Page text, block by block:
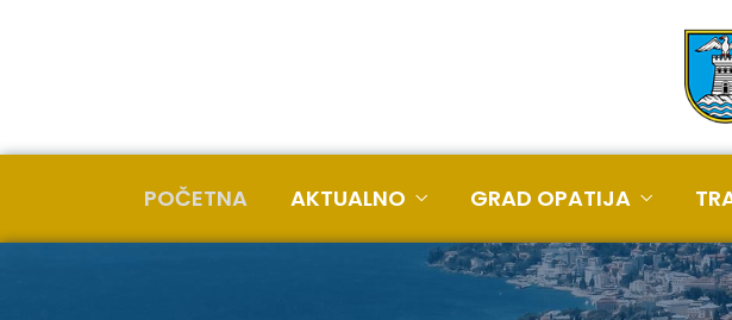
POČETNA AKTUALNO GRAD OPATIJA